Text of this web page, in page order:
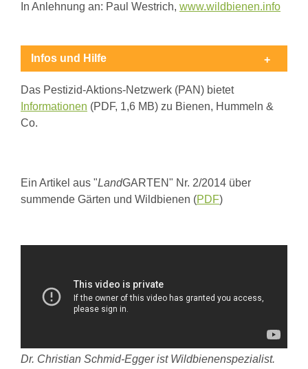
In Anlehnung an: Paul Westrich, www.wildbienen.info
Infos und Hilfe
Das Pestizid-Aktions-Netzwerk (PAN) bietet
Informationen (PDF, 1,6 MB) zu Bienen, Hummeln &
Co.
Ein Artikel aus "LandGARTEN" Nr. 2/2014 über
summende Gärten und Wildbienen (PDF)
Dr. Christian Schmid-Egger ist Wildbienenspezialist.